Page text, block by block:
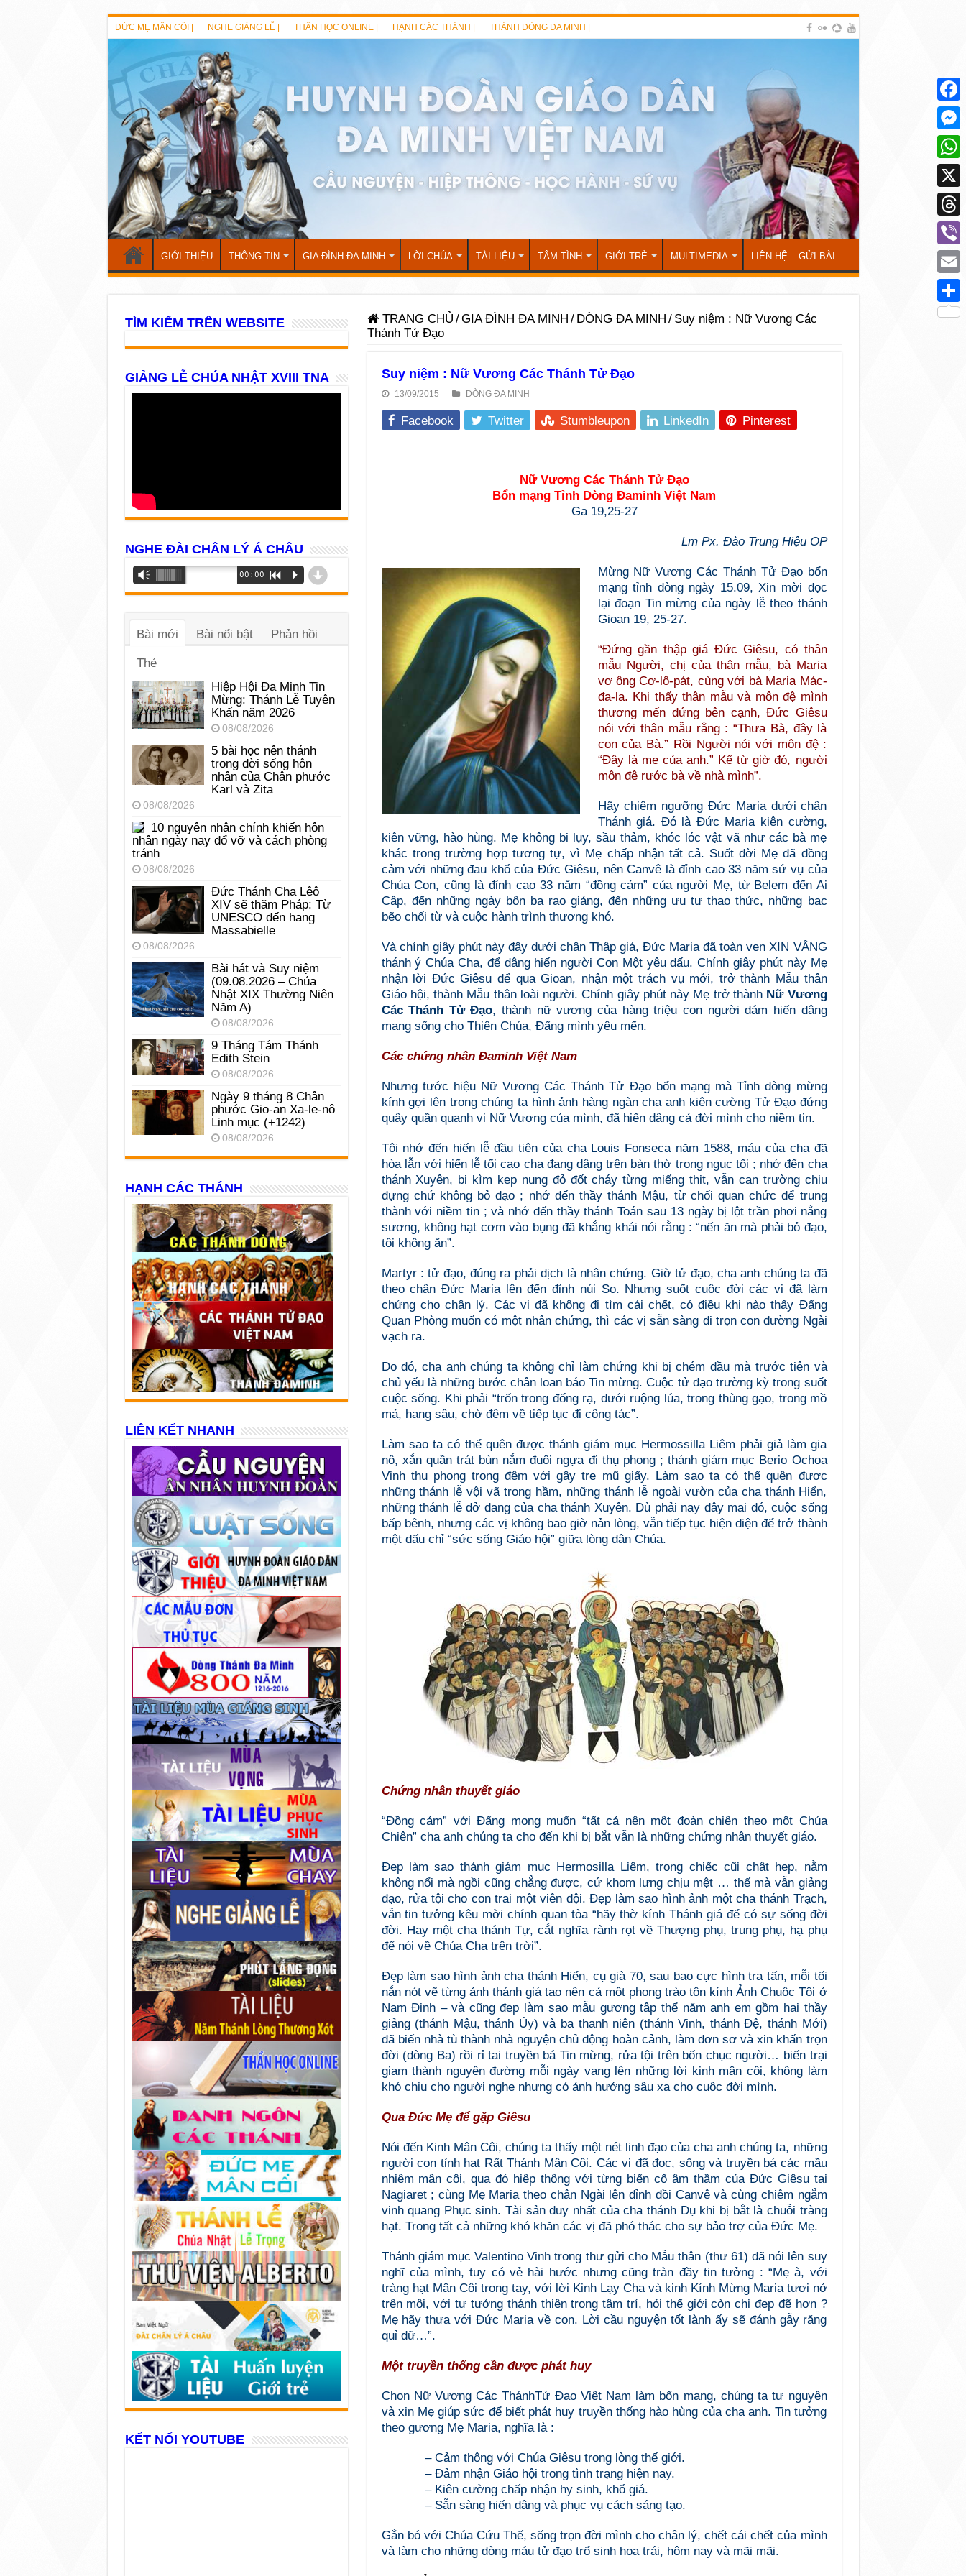
ĐỨC MẸ MÂN CÔI | NGHE GIẢNG LỄ | THẦN HỌC ONLINE | HẠNH CÁC THÁNH | THÁNH DÒNG ĐA MINH |
GIỚI THIỆU THÔNG TIN GIA ĐÌNH ĐA MINH LỜI CHÚA TÀI LIỆU TÂM TÌNH GIỚI TRẺ MULTIMEDIA LIÊN HỆ – GỬI BÀI
TRANG CHỦ /GIA ĐÌNH ĐA MINH / DÒNG ĐA MINH / Suy niệm : Nữ Vương Các
Thánh Tử Đạo
Suy niệm : Nữ Vương Các Thánh Tử Đạo
13/09/2015 DÒNG ĐA MINH
Facebook Twitter Stumbleupon LinkedIn Pinterest
Nữ Vương Các Thánh Tử Đạo
Bổn mạng Tỉnh Dòng Đaminh Việt Nam
Ga 19,25-27
Lm Px. Đào Trung Hiệu OP
Mừng Nữ Vương Các Thánh Tử Đạo bổn
mạng tỉnh dòng ngày 15.09, Xin mời đọc
lại đoạn Tin mừng của ngày lễ theo thánh
Gioan 19, 25-27.
“Đứng gần thập giá Đức Giêsu, có thân
mẫu Người, chị của thân mẫu, bà Maria
vợ ông Cơ-lô-pát, cùng với bà Maria Mác-
đa-la. Khi thấy thân mẫu và môn đệ mình
thương mến đứng bên cạnh, Đức Giêsu
nói với thân mẫu rằng : “Thưa Bà, đây là
con của Bà.” Rồi Người nói với môn đệ :
“Đây là mẹ của anh.” Kể từ giờ đó, người
môn đệ rước bà về nhà mình”.
Hãy chiêm ngưỡng Đức Maria dưới chân
Thánh giá. Đó là Đức Maria kiên cường,
kiên vững, hào hùng. Mẹ không bi lụy, sầu thảm, khóc lóc vật vã như các bà mẹ
khác trong trường hợp tương tự, vì Mẹ chấp nhận tất cả. Suốt đời Mẹ đã đồng
cảm với những đau khổ của Đức Giêsu, nên Canvê là đỉnh cao 33 năm sứ vụ của
Chúa Con, cũng là đỉnh cao 33 năm “đồng cảm” của người Mẹ, từ Belem đến Ai
Cập, đến những ngày bôn ba rao giảng, đến những ưu tư thao thức, những bạc
bẽo chối từ và cuộc hành trình thương khó.
Và chính giây phút này đây dưới chân Thập giá, Đức Maria đã toàn vẹn XIN VÂNG
thánh ý Chúa Cha, để dâng hiến người Con Một yêu dấu. Chính giây phút này Mẹ
nhận lời Đức Giêsu để qua Gioan, nhận một trách vụ mới, trở thành Mẫu thân
Giáo hội, thành Mẫu thân loài người. Chính giây phút này Mẹ trở thành Nữ Vương
Các Thánh Tử Đạo, thành nữ vương của hàng triệu con người dám hiến dâng
mạng sống cho Thiên Chúa, Đấng mình yêu mến.
Các chứng nhân Đaminh Việt Nam
Nhưng tước hiệu Nữ Vương Các Thánh Tử Đạo bổn mạng mà Tỉnh dòng mừng
kính gợi lên trong chúng ta hình ảnh hàng ngàn cha anh kiên cường Tử Đạo đứng
quây quần quanh vị Nữ Vương của mình, đã hiến dâng cả đời mình cho niềm tin.
Tôi nhớ đến hiến lễ đầu tiên của cha Louis Fonseca năm 1588, máu của cha đã
hòa lẫn với hiến lễ tối cao cha đang dâng trên bàn thờ trong ngục tối ; nhớ đến cha
thánh Xuyên, bị kìm kẹp nung đỏ đốt cháy từng miếng thịt, vẫn can trường chịu
đựng chứ không bỏ đạo ; nhớ đến thầy thánh Mậu, từ chối quan chức để trung
thành với niềm tin ; và nhớ đến thầy thánh Toán sau 13 ngày bị lột trần phơi nắng
sương, không hạt cơm vào bụng đã khẳng khái nói rằng : “nến ăn mà phải bỏ đạo,
tôi không ăn”.
Martyr : tử đạo, đúng ra phải dịch là nhân chứng. Giờ tử đạo, cha anh chúng ta đã
theo chân Đức Maria lên đến đỉnh núi Sọ. Nhưng suốt cuộc đời các vị đã làm
chứng cho chân lý. Các vị đã không đi tìm cái chết, có điều khi nào thấy Đấng
Quan Phòng muốn có một nhân chứng, thì các vị sẵn sàng đi trọn con đường Ngài
vạch ra.
Do đó, cha anh chúng ta không chỉ làm chứng khi bị chém đầu mà trước tiên và
chủ yếu là những bước chân loan báo Tin mừng. Cuộc tử đạo trường kỳ trong suốt
cuộc sống. Khi phải “trốn trong đống rạ, dưới ruộng lúa, trong thùng gạo, trong mồ
mả, hang sâu, chờ đêm về tiếp tục đi công tác”.
Làm sao ta có thể quên được thánh giám mục Hermossilla Liêm phải giả làm gia
nô, xắn quần trát bùn nắm đuôi ngựa đi thụ phong ; thánh giám mục Berio Ochoa
Vinh thụ phong trong đêm với gậy tre mũ giấy. Làm sao ta có thể quên được
những thánh lễ vội vã trong hầm, những thánh lễ ngoài vườn của cha thánh Hiển,
những thánh lễ dở dang của cha thánh Xuyên. Dù phải nay đây mai đó, cuộc sống
bấp bênh, nhưng các vị không bao giờ nản lòng, vẫn tiếp tục hiện diện để trở thành
một dấu chỉ “sức sống Giáo hội” giữa lòng dân Chúa.
Chứng nhân thuyết giáo
“Đồng cảm” với Đấng mong muốn “tất cả nên một đoàn chiên theo một Chúa
Chiên” cha anh chúng ta cho đến khi bị bắt vẫn là những chứng nhân thuyết giáo.
Đẹp làm sao thánh giám mục Hermosilla Liêm, trong chiếc cũi chật hẹp, nằm
không nổi mà ngồi cũng chẳng được, cứ khom lưng chịu mệt … thế mà vẫn giảng
đạo, rửa tội cho con trai một viên đội. Đẹp làm sao hình ảnh một cha thánh Trạch,
vẫn tin tưởng kêu mời chính quan tòa “hãy thờ kính Thánh giá để có sự sống đời
đời. Hay một cha thánh Tự, cắt nghĩa rành rọt về Thượng phụ, trung phụ, hạ phụ
để nói về Chúa Cha trên trời”.
Đẹp làm sao hình ảnh cha thánh Hiển, cụ già 70, sau bao cực hình tra tấn, mỗi tối
nắn nót vẽ từng ảnh thánh giá tạo nên cả một phong trào tôn kính Ảnh Chuộc Tội ở
Nam Định – và cũng đẹp làm sao mẫu gương tập thể năm anh em gồm hai thầy
giảng (thánh Mậu, thánh Úy) và ba thanh niên (thánh Vinh, thánh Đệ, thánh Mới)
đã biến nhà tù thành nhà nguyện chủ động hoàn cảnh, làm đơn sơ và xin khấn trọn
đời (dòng Ba) rồi rỉ tai truyền bá Tin mừng, rửa tội trên bốn chục người… biến trại
giam thành nguyện đường mỗi ngày vang lên những lời kinh mân côi, không làm
khó chịu cho người nghe nhưng có ảnh hưởng sâu xa cho cuộc đời mình.
Qua Đức Mẹ để gặp Giêsu
Nói đến Kinh Mân Côi, chúng ta thấy một nét linh đạo của cha anh chúng ta, những
người con tỉnh hạt Rất Thánh Mân Côi. Các vị đã đọc, sống và truyền bá các mầu
nhiệm mân côi, qua đó hiệp thông với từng biến cố âm thầm của Đức Giêsu tại
Nagiaret ; cùng Mẹ Maria theo chân Ngài lên đỉnh đồi Canvê và cùng chiêm ngắm
vinh quang Phục sinh. Tài sản duy nhất của cha thánh Dụ khi bị bắt là chuỗi tràng
hạt. Trong tất cả những khó khăn các vị đã phó thác cho sự bảo trợ của Đức Mẹ.
Thánh giám mục Valentino Vinh trong thư gửi cho Mẫu thân (thư 61) đã nói lên suy
nghĩ của mình, tuy có vẻ hài hước nhưng cũng tràn đầy tin tưởng : “Mẹ à, với
tràng hạt Mân Côi trong tay, với lời Kinh Lạy Cha và kinh Kính Mừng Maria tươi nở
trên môi, với tư tưởng thánh thiện trong tâm trí, hỏi thế giới còn chi đẹp đẽ hơn ?
Mẹ hãy thưa với Đức Maria về con. Lời cầu nguyện tốt lành ấy sẽ đánh gẫy răng
quỉ dữ…”.
Một truyền thống cần được phát huy
Chọn Nữ Vương Các ThánhTử Đạo Việt Nam làm bổn mạng, chúng ta tự nguyện
và xin Mẹ giúp sức để biết phát huy truyền thống hào hùng của cha anh. Tin tưởng
theo gương Mẹ Maria, nghĩa là :
– Cảm thông với Chúa Giêsu trong lòng thế giới.
– Đảm nhận Giáo hội trong tình trạng hiện nay.
– Kiên cường chấp nhận hy sinh, khổ giá.
– Sẵn sàng hiến dâng và phục vụ cách sáng tạo.
Gắn bó với Chúa Cứu Thế, sống trọn đời mình cho chân lý, chết cái chết của mình
và làm cho những dòng máu tử đạo trổ sinh hoa trái, hôm nay và mãi mãi.
TÌM KIẾM TRÊN WEBSITE
GIẢNG LỄ CHÚA NHẬT XVIII TNA
NGHE ĐÀI CHÂN LÝ Á CHÂU
Trình
phát
âm
Vm 00:00 R P d
Bài mới Bài nổi bật Phản hồi
Thẻ
Hiệp Hội Đa Minh Tin
Mừng: Thánh Lễ Tuyên
Khấn năm 2026
08/08/2026
5 bài học nên thánh
trong đời sống hôn
nhân của Chân phước
Karl và Zita
08/08/2026
10 nguyên nhân chính khiến hôn
nhân ngày nay đổ vỡ và cách phòng
tránh
08/08/2026
Đức Thánh Cha Lêô
XIV sẽ thăm Pháp: Từ
UNESCO đến hang
Massabielle
08/08/2026
Bài hát và Suy niệm
(09.08.2026 – Chúa
Nhật XIX Thường Niên
Năm A)
08/08/2026
9 Tháng Tám Thánh
Edith Stein
08/08/2026
Ngày 9 tháng 8 Chân
phước Gio-an Xa-le-nô
Linh mục (+1242)
08/08/2026
HẠNH CÁC THÁNH
LIÊN KẾT NHANH
KẾT NỐI YOUTUBE
X
Viber